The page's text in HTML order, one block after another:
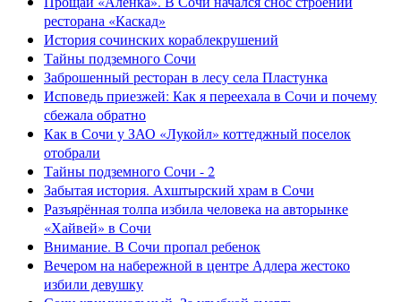
ресторана «Каскад»
История сочинских кораблекрушений
Тайны подземного Сочи
Заброшенный ресторан в лесу села Пластунка
Исповедь приезжей: Как я переехала в Сочи и почему
сбежала обратно
Как в Сочи у ЗАО «Лукойл» коттеджный поселок
отобрали
Тайны подземного Сочи - 2
Забытая история. Ахштырский храм в Сочи
Разъярённая толпа избила человека на авторынке
«Хайвей» в Сочи
Внимание. В Сочи пропал ребенок
Вечером на набережной в центре Адлера жестоко
избили девушку